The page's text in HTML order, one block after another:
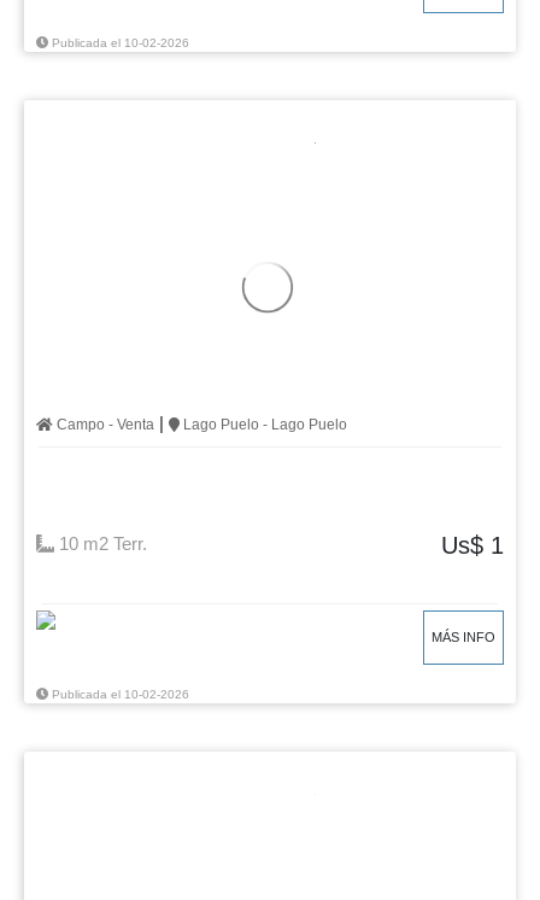
Publicada el 10-02-2026
Campo - Venta | Lago Puelo - Lago Puelo
10 m2 Terr. Us$ 1
MÁS INFO
Publicada el 10-02-2026